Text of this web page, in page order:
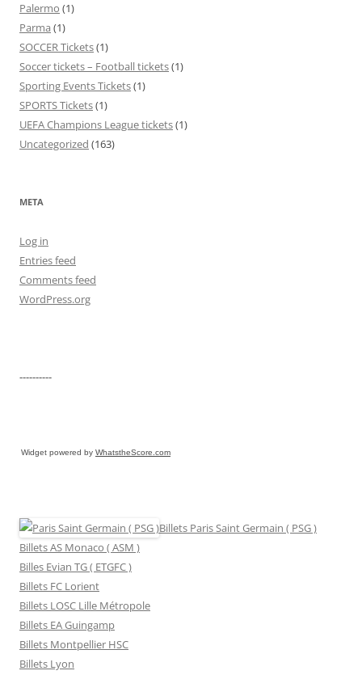
Palermo (1)
Parma (1)
SOCCER Tickets(1)
Soccer tickets – Football tickets(1)
Sporting Events Tickets(1)
SPORTS Tickets(1)
UEFA Champions League tickets(1)
Uncategorized (163)
META
Log in
Entries feed
Comments feed
WordPress.org
----------
Widget powered by WhatstheScore.com
Billets Paris Saint Germain ( PSG )
Billets AS Monaco ( ASM )
Billes Evian TG ( ETGFC )
Billets FC Lorient
Billets LOSC Lille Métropole
Billets EA Guingamp
Billets Montpellier HSC
Billets Lyon